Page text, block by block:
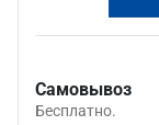
Самовывоз
Бесплатно.